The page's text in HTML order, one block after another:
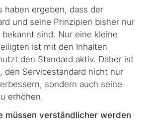
haben ergeben, dass der
und seine Prinzipien bisher nur
sind. Nur eine kleine
ist mit den Inhalten
den Standard aktiv. Daher ist
den Servicestandard nicht nur
sondern auch seine
erhöhen.
müssen verständlicher werden